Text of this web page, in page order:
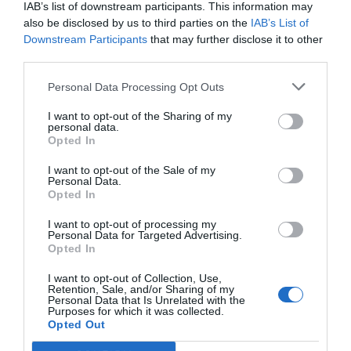
IAB’s list of downstream participants. This information may
also be disclosed by us to third parties on the IAB’s List of
Downstream Participants that may further disclose it to other
Personal Data Processing Opt Outs
I want to opt-out of the Sharing of my
personal data.
Opted In
I want to opt-out of the Sale of my
Personal Data.
Opted In
I want to opt-out of processing my
Personal Data for Targeted Advertising.
Opted In
I want to opt-out of Collection, Use,
Retention, Sale, and/or Sharing of my
Personal Data that Is Unrelated with the
Purposes for which it was collected.
Opted Out
Enormes minucias
No perdamos el norte: la emigración es
mala
Eulogio López
Milagros de nuestro tiempo